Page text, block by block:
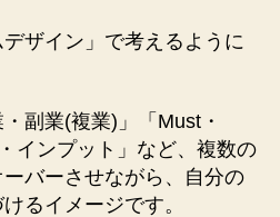
ザイン」で考えるように
副業(複業)」「Must・
インプット」など、複数の
バーさせながら、自分の
るイメージです。